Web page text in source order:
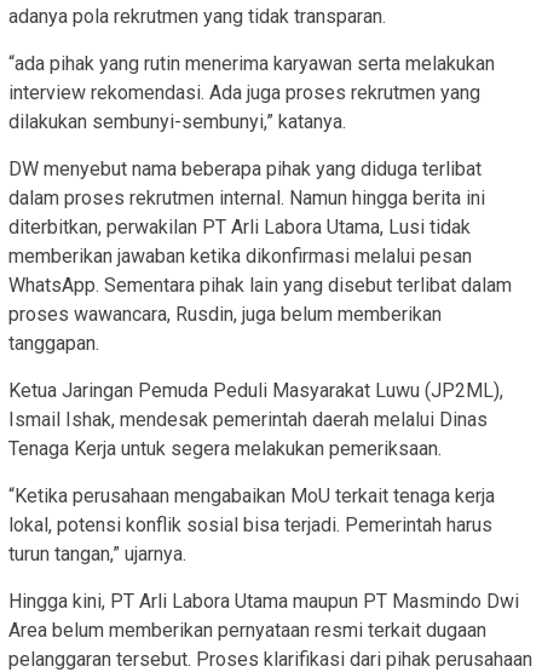
adanya pola rekrutmen yang tidak transparan.
“ada pihak yang rutin menerima karyawan serta melakukan
interview rekomendasi. Ada juga proses rekrutmen yang
dilakukan sembunyi-sembunyi,” katanya.
DW menyebut nama beberapa pihak yang diduga terlibat
dalam proses rekrutmen internal. Namun hingga berita ini
diterbitkan, perwakilan PT Arli Labora Utama, Lusi tidak
memberikan jawaban ketika dikonfirmasi melalui pesan
WhatsApp. Sementara pihak lain yang disebut terlibat dalam
proses wawancara, Rusdin, juga belum memberikan
tanggapan.
Ketua Jaringan Pemuda Peduli Masyarakat Luwu (JP2ML),
Ismail Ishak, mendesak pemerintah daerah melalui Dinas
Tenaga Kerja untuk segera melakukan pemeriksaan.
“Ketika perusahaan mengabaikan MoU terkait tenaga kerja
lokal, potensi konflik sosial bisa terjadi. Pemerintah harus
turun tangan,” ujarnya.
Hingga kini, PT Arli Labora Utama maupun PT Masmindo Dwi
Area belum memberikan pernyataan resmi terkait dugaan
pelanggaran tersebut. Proses klarifikasi dari pihak perusahaan